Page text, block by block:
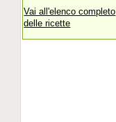
Vai all'elenco completo
delle ricette